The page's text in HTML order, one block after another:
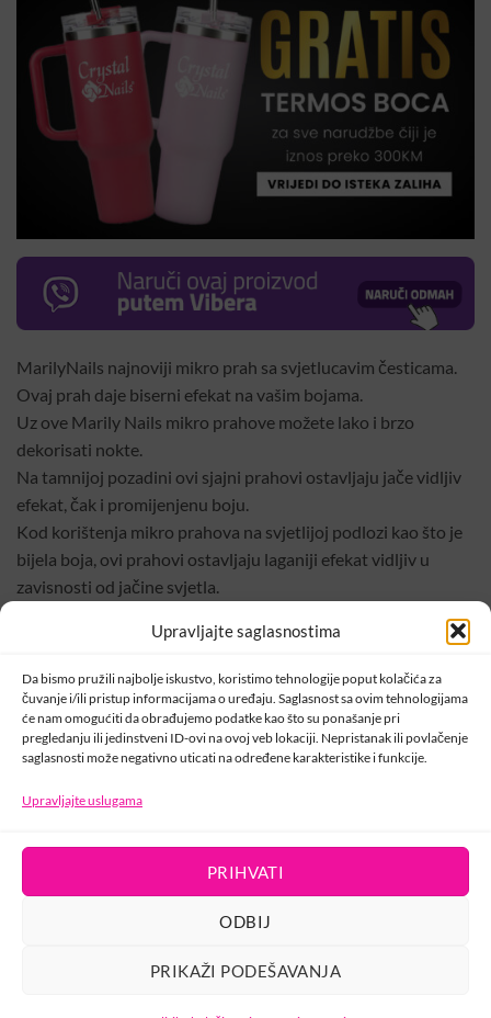
Upravljajte saglasnostima
Da bismo pružili najbolje iskustvo, koristimo tehnologije poput kolačića za
čuvanje i/ili pristup informacijama o uređaju. Saglasnost sa ovim tehnologijama
će nam omogućiti da obrađujemo podatke kao što su ponašanje pri
pregledanju ili jedinstveni ID-ovi na ovoj veb lokaciji. Nepristanak ili povlačenje
saglasnosti može negativno uticati na određene karakteristike i funkcije.
Upravljajte uslugama
PRIHVATI
ODBIJ
PRIKAŽI PODEŠAVANJA
MarilyNails najnoviji mikro prah sa svjetlucavim česticama.
Ovaj prah daje biserni efekat na vašim bojama.
Uz ove Marily Nails mikro prahove možete lako i brzo
dekorisati nokte.
Na tamnijoj pozadini ovi sjajni prahovi ostavljaju jače vidljiv
efekat, čak i promijenjenu boju.
Kod korištenja mikro prahova na svjetlijoj podlozi kao što je
bijela boja, ovi prahovi ostavljaju laganiji efekat vidljiv u
zavisnosti od jačine svjetla.
Pažljivo i lagano nanesete i utrljate prah na neljepljivu
podlogu. Nakon nanošenja obavezno zatvorite sa završnim
sjajem.
Šifra:
000457
KONTAKT
USLOVI KORIŠTENJA
POLITIKA PRIVATNOSTI